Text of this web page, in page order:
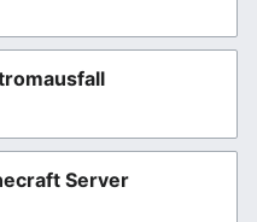
Server